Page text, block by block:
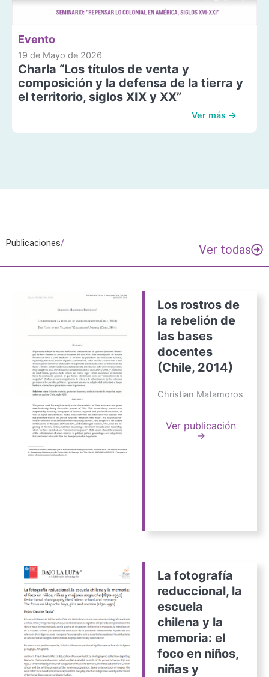
Evento
19 de Mayo de 2026
Charla “Los títulos de venta y
composición y la defensa de la tierra y
el territorio, siglos XIX y XX”
Ver más →
Publicaciones/ Ver todas
Los rostros de
la rebelión de
las bases
docentes
(Chile, 2014)
Christian Matamoros
Ver publicación
→
La fotografía
reduccional, la
escuela
chilena y la
memoria: el
foco en niños,
niñas y